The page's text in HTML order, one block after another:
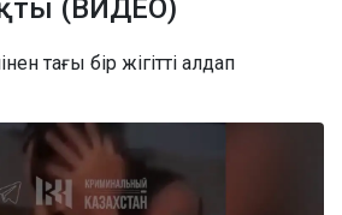
(ВИДЕО)
тағы бір жігітті алдап